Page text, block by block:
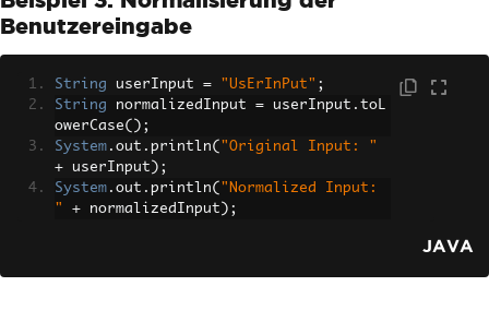
Benutzereingabe
String userInput = "UsErInPut" ;
String normalizedInput = userInput . toL
owerCase();
System . out . println( "Original Input: "
+ userInput );
System . out . println( "Normalized Input:
"
+ normalizedInput );
JAVA